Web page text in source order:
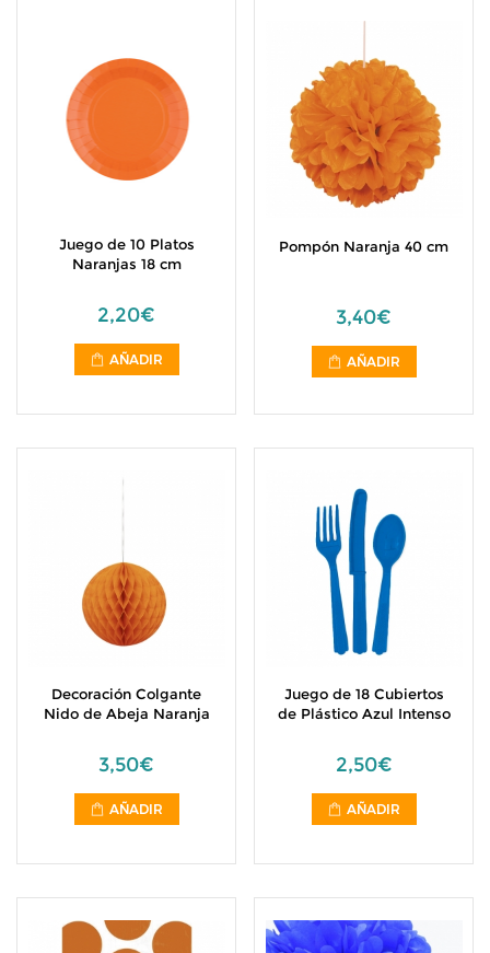
Juego de 10 Platos
Naranjas 18 cm
2,20€
AÑADIR
Pompón Naranja 40 cm
3,40€
AÑADIR
Decoración Colgante
Nido de Abeja Naranja
3,50€
AÑADIR
Juego de 18 Cubiertos
de Plástico Azul Intenso
2,50€
AÑADIR